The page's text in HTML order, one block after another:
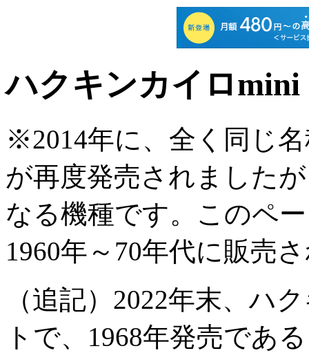
ハクキンカイロmini
※2014年に、全く同じ
が再度発売されました
なる機種です。このペ
1960年～70年代に販売
（追記）2022年末、ハ
トで、1968年発売であ